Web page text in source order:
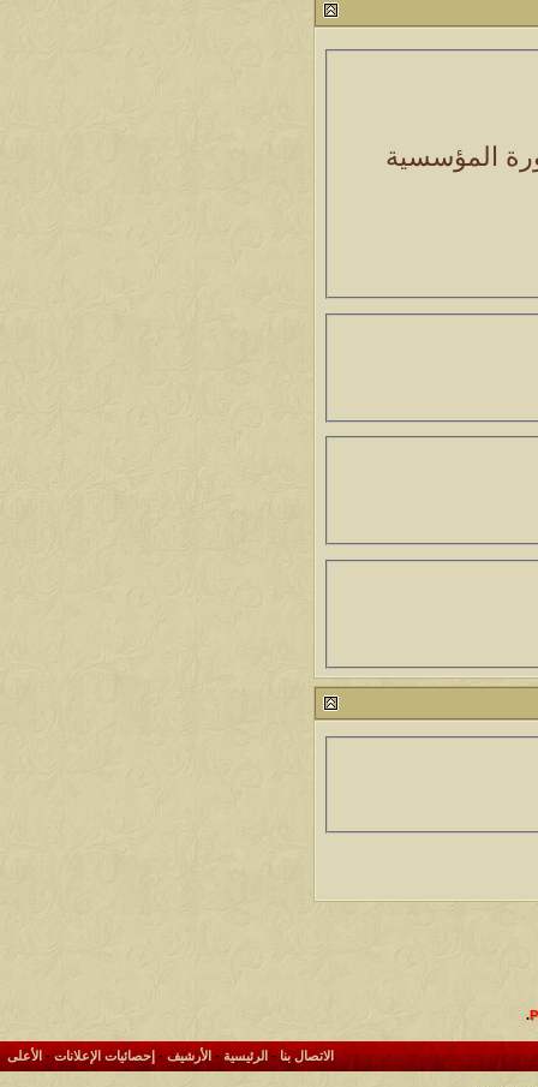
المؤسسية
.
الاتصال بنا- الرئيسية-الأرشيف- إحصائيات الإعلانات- الأعلى